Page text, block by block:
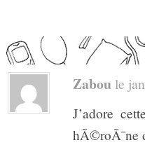
Zabou le
J’adore
hÃ©roÃ¯ne